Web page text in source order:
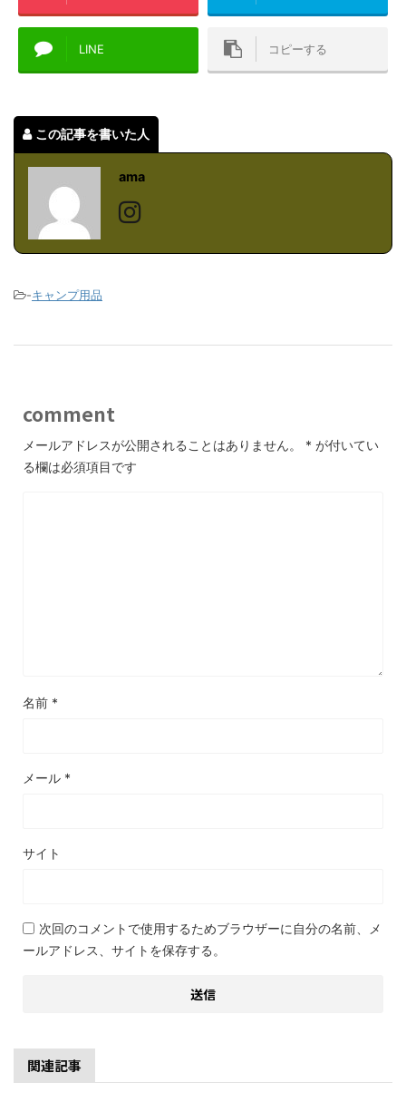
LINE コピーする
この記事を書いた人
ama
-キャンプ用品
comment
メールアドレスが公開されることはありません。 * が付いてい
る欄は必須項目です
名前 *
メール *
サイト
次回のコメントで使用するためブラウザーに自分の名前、メ
ールアドレス、サイトを保存する。
関連記事